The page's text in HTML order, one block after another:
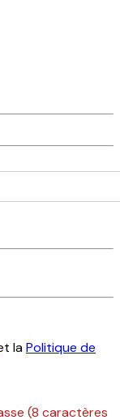
laPolitique de
(8 caractères